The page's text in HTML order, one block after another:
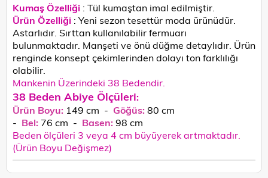
Kumaş Özelliği : Tül kumaştan imal edilmiştir.
Ürün Özelliği : Yeni sezon tesettür moda ürünüdür.
Astarlıdır. Sırttan kullanılabilir fermuarı
bulunmaktadır. Manşeti ve önü düğme detaylıdır. Ürün
renginde konsept çekimlerinden dolayı ton farklılığı
olabilir.
Mankenin Üzerindeki 38 Bedendir.
38 Beden Abiye Ölçüleri:
Ürün Boyu: 149 cm - Göğüs:80 cm
- Bel: 76 cm - Basen:98 cm
Beden ölçüleri 3 veya 4 cm büyüyerek artmaktadır.
(Ürün Boyu Değişmez)